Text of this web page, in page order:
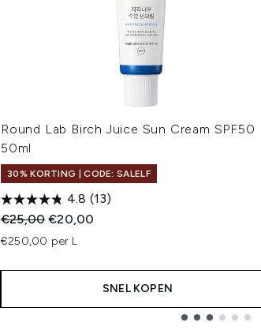
Round Lab Birch Juice Sun Cream SPF50
50ml
30% KORTING | CODE: SALELF
4.8 (13)
Recommended Retail Price:
€25,00Huidige prijs:
€20,00
€250,00 per L
SNEL KOPEN